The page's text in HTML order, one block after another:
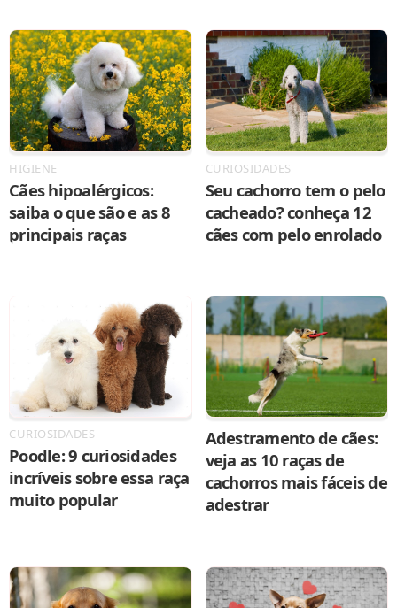
HIGIENE
Cães hipoalérgicos:
saiba o que são e as 8
principais raças
CURIOSIDADES
Seu cachorro tem o pelo
cacheado? conheça 12
cães com pelo enrolado
CURIOSIDADES
Poodle: 9 curiosidades
incríveis sobre essa raça
muito popular
Adestramento de cães:
veja as 10 raças de
cachorros mais fáceis de
adestrar